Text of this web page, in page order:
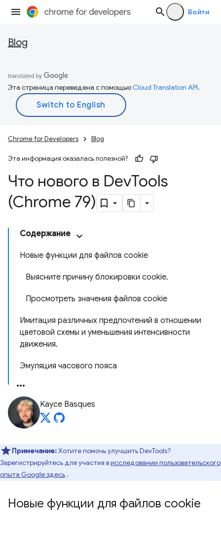
Войти
Blog
Эта страница переведена с помощьюCloud Translation API.
Chrome for Developers Blog
Эта информация оказалась полезной?
Что нового в DevTools
(Chrome 79)
Содержание
Новые функции для файлов cookie
Выясните причину блокировки cookie.
Просмотреть значения файлов cookie
Имитация различных предпочтений в отношении
цветовой схемы и уменьшения интенсивности
движения.
Эмуляция часового пояса
Kayce Basques
Примечание:Хотите помочь улучшить DevTools?
Зарегистрируйтесь для участия висследовании пользовательского
опыта Google здесь .
Новые функции для файлов cookie